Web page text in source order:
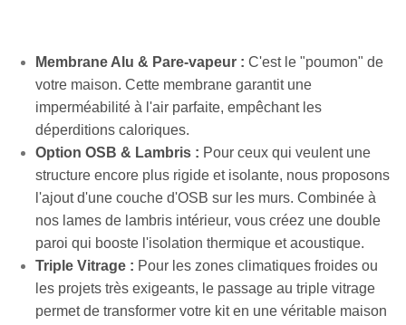
Membrane Alu & Pare-vapeur : C'est le "poumon" de
votre maison. Cette membrane garantit une
imperméabilité à l'air parfaite, empêchant les
déperditions caloriques.
Option OSB & Lambris : Pour ceux qui veulent une
structure encore plus rigide et isolante, nous proposons
l'ajout d'une couche d'OSB sur les murs. Combinée à
nos lames de lambris intérieur, vous créez une double
paroi qui booste l'isolation thermique et acoustique.
Triple Vitrage : Pour les zones climatiques froides ou
les projets très exigeants, le passage au triple vitrage
permet de transformer votre kit en une véritable maison